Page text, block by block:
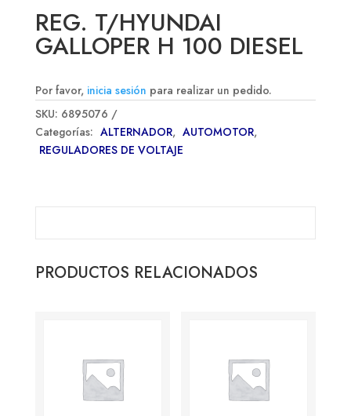
REG. T/HYUNDAI
GALLOPER H 100 DIESEL
Por favor, inicia sesión para realizar un pedido.
SKU: 6895076
Categorías: ALTERNADOR, AUTOMOTOR,
REGULADORES DE VOLTAJE
PRODUCTOS RELACIONADOS